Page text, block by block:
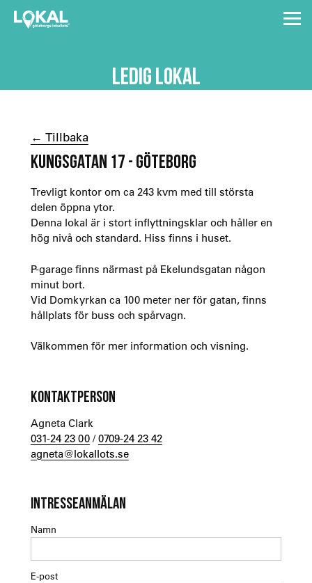
LEDIG LOKAL
← Tillbaka
KUNGSGATAN 17 - GÖTEBORG
Trevligt kontor om ca 243 kvm med till största
delen öppna ytor.
Denna lokal är i stort inflyttningsklar och håller en
hög nivå och standard. Hiss finns i huset.
P-garage finns närmast på Ekelundsgatan någon
minut bort.
Vid Domkyrkan ca 100 meter ner för gatan, finns
hållplats för buss och spårvagn.
Välkommen för mer information och visning.
KONTAKTPERSON
Agneta Clark
031-24 23 00/0709-24 23 42
agneta@lokallots.se
INTRESSEANMÄLAN
Namn
E-post